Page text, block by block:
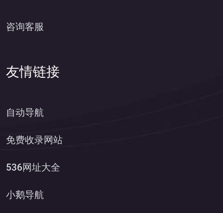
咨询客服
友情链接
自动导航
免费收录网站
536网址大全
小鹅导航